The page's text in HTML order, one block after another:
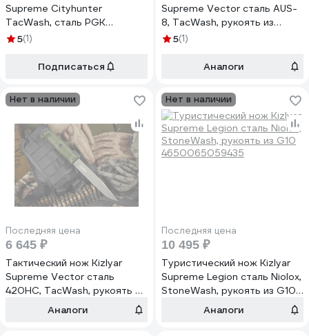
Supreme Cityhunter
TacWash, сталь PGK
4650065059145
5(1)
Подписаться
Supreme Vector сталь AUS-
8, TacWash, рукоять из
оливкового кратона
5(1)
Аналоги
Нет в наличии
Последняя цена
6 645 ₽
Тактический нож Kizlyar
Supreme Vector сталь
420HC, TacWash, рукоять из
оливкового кратона
Аналоги
Нет в наличии
Последняя цена
10 495 ₽
Туристический нож Kizlyar
Supreme Legion сталь Niolox,
StoneWash, рукоять из G10
4650065059435
Аналоги